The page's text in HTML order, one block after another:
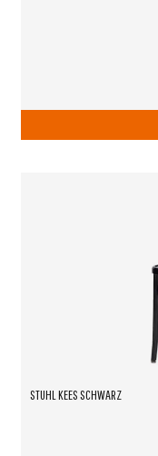
STUHL KEES SCHWARZ